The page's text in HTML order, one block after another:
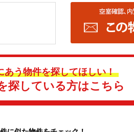
あう物件を探してほしい！
探している方はこちら